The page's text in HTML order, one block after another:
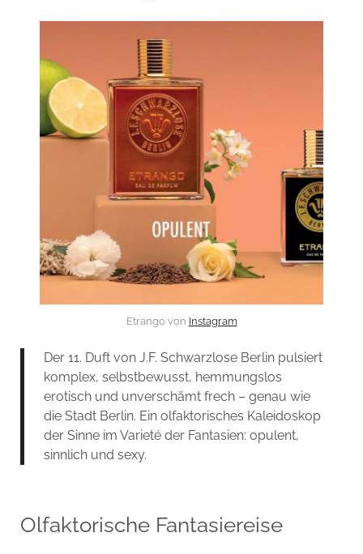
Etrango von Instagram
Der 11. Duft von J.F. Schwarzlose Berlin pulsiert
komplex, selbstbewusst, hemmungslos
erotisch und unverschämt frech – genau wie
die Stadt Berlin. Ein olfaktorisches Kaleidoskop
der Sinne im Varieté der Fantasien: opulent,
sinnlich und sexy.
Olfaktorische Fantasiereise